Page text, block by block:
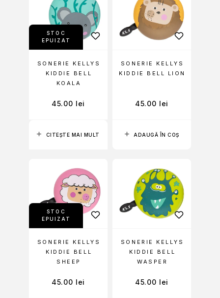
STOC
EPUIZAT
CITEȘTE MAI MULT
SONERIE KELLYS
KIDDIE BELL
KOALA
45.00 lei
ADAUGĂ ÎN COȘ
SONERIE KELLYS
KIDDIE BELL LION
45.00 lei
STOC
EPUIZAT
SONERIE KELLYS
KIDDIE BELL
SHEEP
45.00 lei
SONERIE KELLYS
KIDDIE BELL
WASPER
45.00 lei